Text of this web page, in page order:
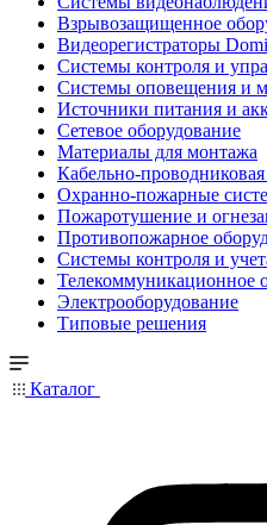
Взрывозащищенное
Видеорегистраторы
Системы контроля и
Системы оповещения и
Источники питания и
Сетевое оборудование
Материалы для монтажа
Кабельно-
Охранно-пожарные
Пожаротушение и
Противопожарное
Системы контроля и
Телекоммуникационное
Электрооборудование
Типовые решения
Каталог